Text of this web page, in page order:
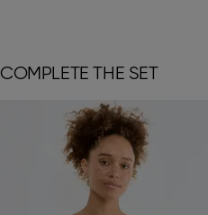
COMPLETE THE SET